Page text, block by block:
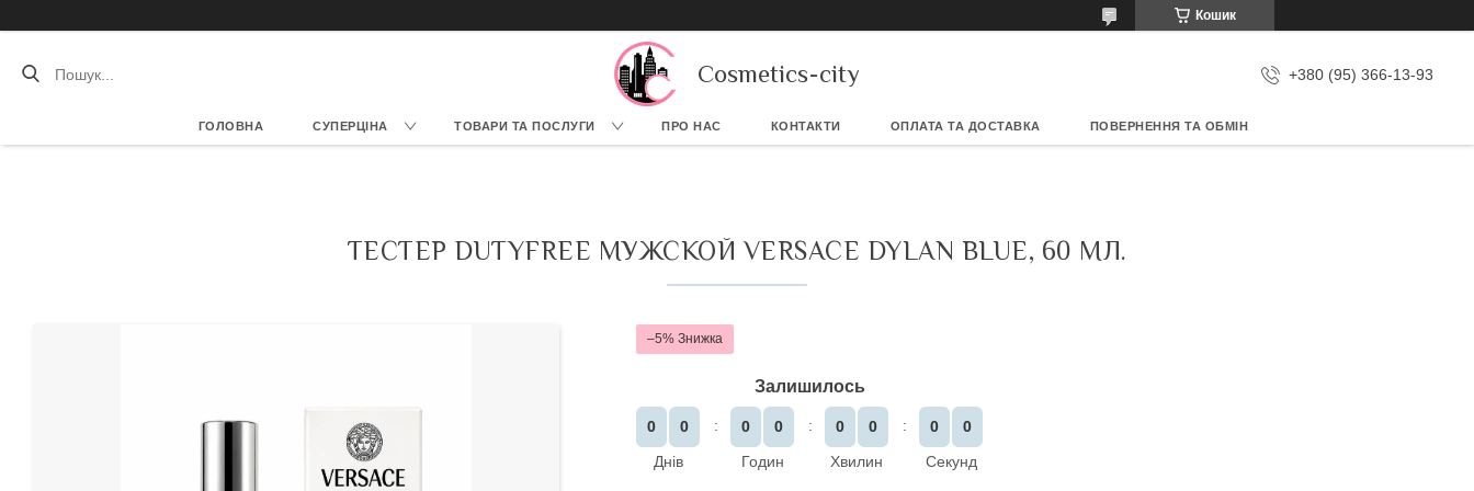
Кошик
Cosmetics-city +380 (95) 366-13-93
ГОЛОВНА СУПЕРЦІНА ТОВАРИ ТА ПОСЛУГИ ПРО НАС КОНТАКТИ ОПЛАТА ТА ДОСТАВКА ПОВЕРНЕННЯ ТА ОБМІН
ТЕСТЕР DUTYFREE МУЖСКОЙ VERSACE DYLAN BLUE, 60 МЛ.
–5%
Залишилось
0
0
Днів
0
0
Годин
0
0
Хвилин
0
0
Секунд